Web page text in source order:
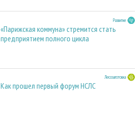
Развитие
«Парижская коммуна» стремится стать
предприятием полного цикла
Лесозаготовка
Как прошел первый форум НСЛС